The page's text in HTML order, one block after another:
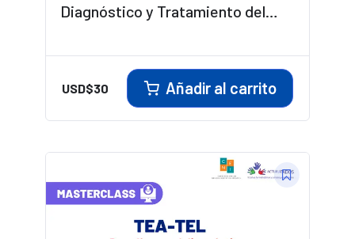
Diagnóstico y Tratamiento del
USD$30 Añadir al carrito